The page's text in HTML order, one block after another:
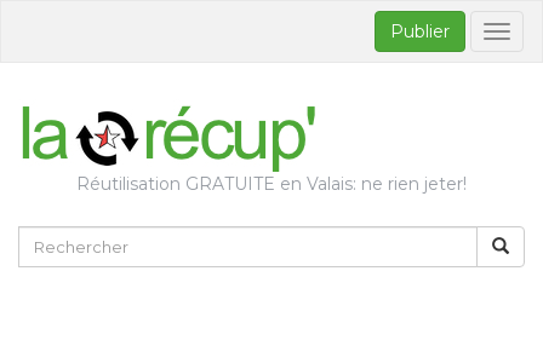
Publier
Réutilisation GRATUITE en Valais: ne rien jeter!